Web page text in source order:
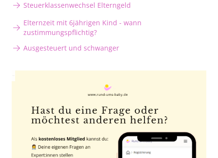
Steuerklassenwechsel Elterngeld
Elternzeit mit 6jährigen Kind - wann
zustimmungspflichtig?
Ausgesteuert und schwanger